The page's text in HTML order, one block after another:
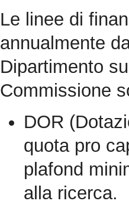
Le linee di
annualmente
Dipartimento
Commissione
DOR
quota pro
plafond
alla ricerca.